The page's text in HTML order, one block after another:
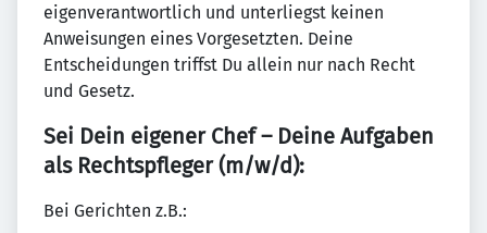
eigenverantwortlich und unterliegst keinen
Anweisungen eines Vorgesetzten. Deine
Entscheidungen triffst Du allein nur nach Recht
und Gesetz.
Sei Dein eigener Chef – Deine Aufgaben
als Rechtspfleger (m/w/d):
Bei Gerichten z.B.: